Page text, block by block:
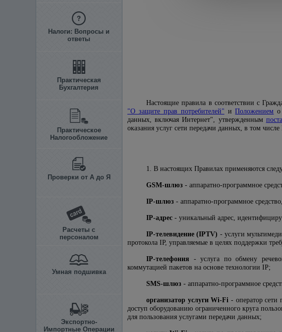
Налоги: Вопросы и
ответы
Практическая
Бухгалтерия
Практическое
Налогообложение
Проверки от А до Я
Расчеты с
персоналом
Умная подшивка
Экспортно-
Импортные Операции
Настоящие правила в соответствии с
"О защите прав потребителей" иПоложением о
данных, включая Интернет", утвержденным
оказания услуг сети передачи данных, в том
1. В настоящих Правилах применяются
GSM-шлюз - аппаратно-программное
IP-шлюз - аппаратно-программное
IP-адрес - уникальный адрес,
IP-телевидение (IPTV) - услуги
протокола IP, управляемые в целях поддержки
IP-телефония - услуга по обмену
коммутацией пакетов на основе технологии IP;
SMS-шлюз - аппаратно-программное
организатор услуги Wi-Fi - оператор сети
доступ оборудованию ограниченного круга
для пользования услугами передачи данных;